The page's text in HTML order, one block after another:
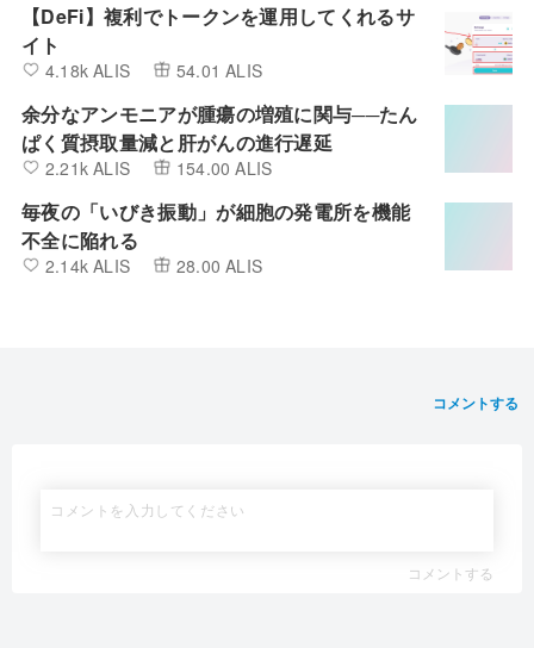
【DeFi】複利でトークンを運用してくれるサ
イト
4.18k ALIS 54.01 ALIS
余分なアンモニアが腫瘍の増殖に関与──たん
ぱく質摂取量減と肝がんの進行遅延
2.21k ALIS 154.00 ALIS
毎夜の「いびき振動」が細胞の発電所を機能
不全に陥れる
2.14k ALIS 28.00 ALIS
コメントする
コメントする